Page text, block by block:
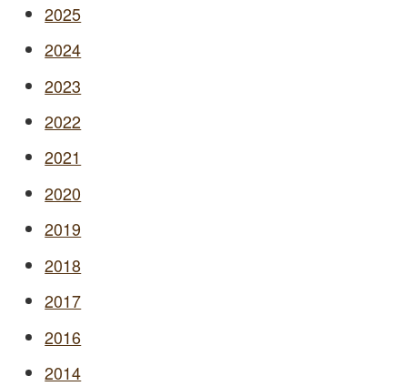
2025
2024
2023
2022
2021
2020
2019
2018
2017
2016
2014